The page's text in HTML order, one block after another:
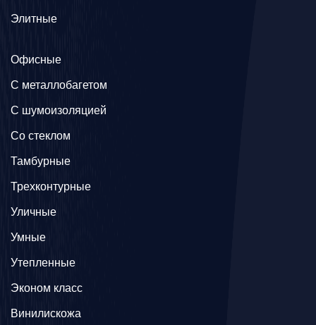
Элитные
Офисные
C металлобагетом
С шумоизоляцией
Со стеклом
Тамбурные
Трехконтурные
Уличные
Умные
Утепленные
Эконом класс
Винилискожа